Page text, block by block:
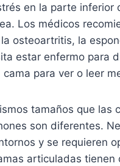
en la parte inferior
Los médicos
osteoartritis, la
estar enfermo para
para ver o leer
tamaños que las
son diferentes.
y se requieren
articuladas tienen